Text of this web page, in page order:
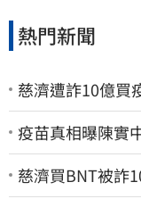
熱門新聞
慈濟遭詐10億買
疫苗真相曝陳實
慈濟買BNT被詐